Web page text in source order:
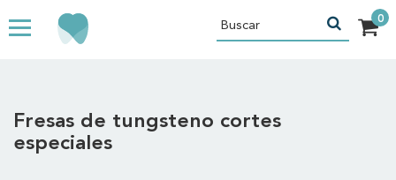
Fresas de tungsteno cortes
especiales